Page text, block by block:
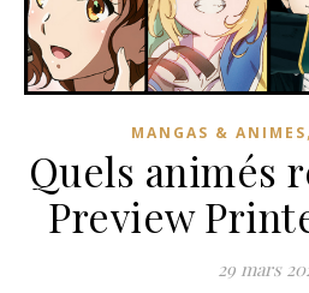
MANGAS & ANIMES,
Quels animés
Preview
29 mars